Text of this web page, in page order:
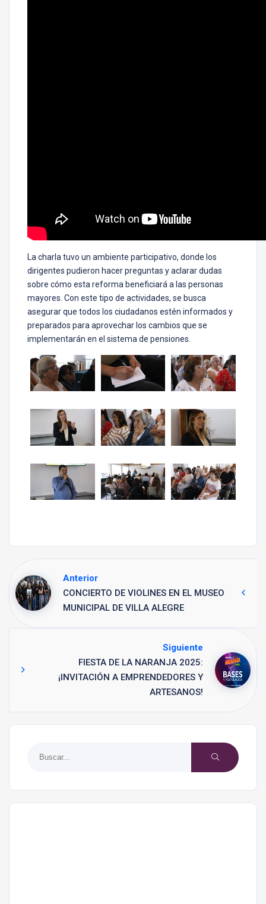
La charla tuvo un ambiente participativo, donde los
dirigentes pudieron hacer preguntas y aclarar dudas
sobre cómo esta reforma beneficiará a las personas
mayores. Con este tipo de actividades, se busca
asegurar que todos los ciudadanos estén informados y
preparados para aprovechar los cambios que se
implementarán en el sistema de pensiones.
Anterior
CONCIERTO DE VIOLINES EN EL MUSEO
MUNICIPAL DE VILLA ALEGRE
Siguiente
FIESTA DE LA NARANJA 2025:
¡INVITACIÓN A EMPRENDEDORES Y
ARTESANOS!